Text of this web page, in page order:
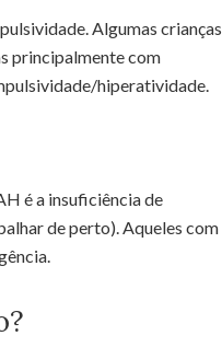
Algumas crianças
principalmente com
hiperatividade.
é a insuficiência de
de perto). Aqueles com